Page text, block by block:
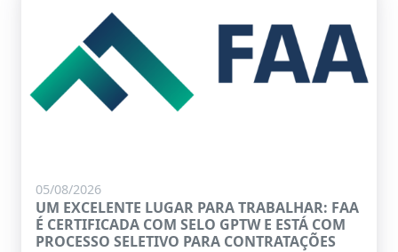
05/08/2026
UM EXCELENTE LUGAR PARA TRABALHAR: FAA
É CERTIFICADA COM SELO GPTW E ESTÁ COM
PROCESSO SELETIVO PARA CONTRATAÇÕES